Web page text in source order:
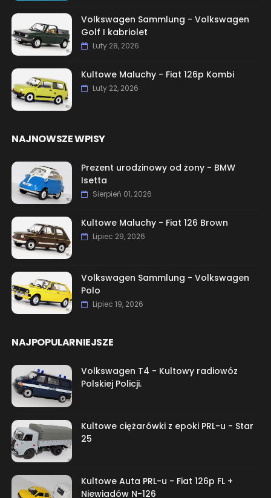
Volkswagen Sammlung - Volkswagen
Golf I kabriolet
Luty 28, 2026
Kultowe Maluchy - Fiat 126p Kombi
Luty 22, 2026
NAJNOWSZE WPISY
Prezent urodzinowy od żony - BMW
Isetta
Sierpień 01, 2026
Kultowe Maluchy - Fiat 126 Brown
Lipiec 29, 2026
Volkswagen Sammlung - Volkswagen
Polo
Lipiec 19, 2026
NAJPOPULARNIEJSZE
Volkswagen T4 - Kultowy radiowóz
Polskiej Policji.
Kultowe ciężarówki z epoki PRL-u - Star
25
Kultowe Auta PRL-u - Fiat 126p FL +
Niewiadów N-126